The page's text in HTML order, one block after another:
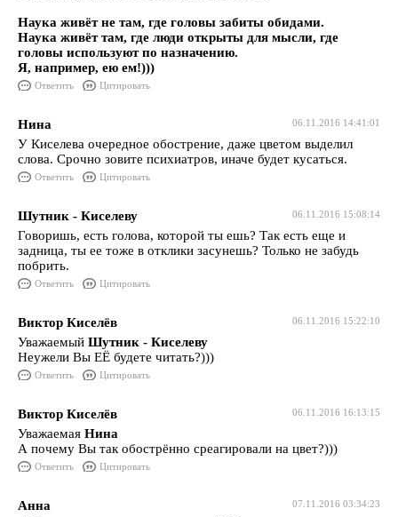
Наука живёт не там, где головы забиты обидами.
Наука живёт там, где люди открыты для мысли, где
головы используют по назначению.
Я, например, ею ем!)))
Ответить Цитировать
06.11.2016 14:41:01
Нина
У Киселева очередное обострение, даже цветом выделил
слова. Срочно зовите психиатров, иначе будет кусаться.
Ответить Цитировать
06.11.2016 15:08:14
Шутник - Киселеву
Говоришь, есть голова, которой ты ешь? Так есть еще и
задница, ты ее тоже в отклики засунешь? Только не забудь
побрить.
Ответить Цитировать
06.11.2016 15:22:10
Виктор Киселёв
Уважаемый Шутник - Киселеву
Неужели Вы ЕЁ будете читать?)))
Ответить Цитировать
06.11.2016 16:13:15
Виктор Киселёв
Уважаемая Нина
А почему Вы так обострённо среагировали на цвет?)))
Ответить Цитировать
07.11.2016 03:34:23
Анна